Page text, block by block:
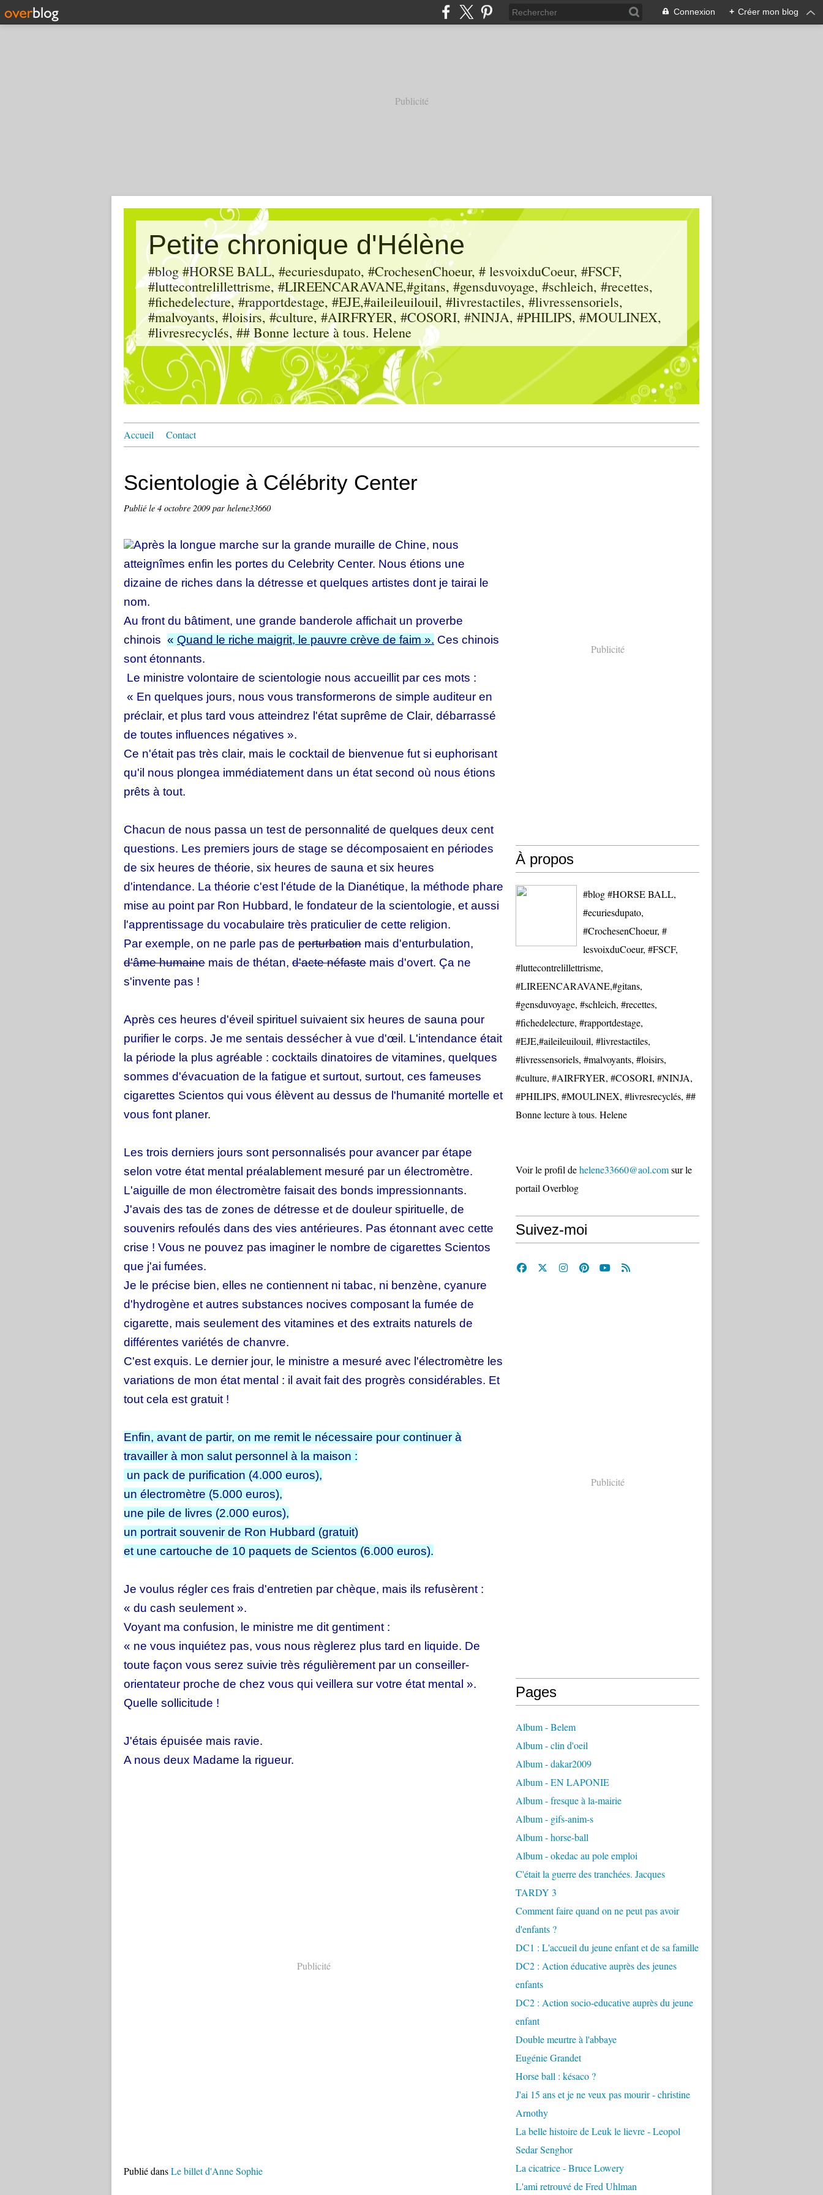
Connexion + Créer mon blog
Publicité
Petite chronique d'Hélène
#blog #HORSE BALL, #ecuriesdupato, #CrochesenChoeur, # lesvoixduCoeur, #FSCF,
#luttecontrelillettrisme, #LIREENCARAVANE,#gitans, #gensduvoyage, #schleich, #recettes,
#fichedelecture, #rapportdestage, #EJE,#aileileuilouil, #livrestactiles, #livressensoriels,
#malvoyants, #loisirs, #culture, #AIRFRYER, #COSORI, #NINJA, #PHILIPS, #MOULINEX,
#livresrecyclés, ## Bonne lecture à tous. Helene
Accueil Contact
Scientologie à Célébrity Center
Publié le 4 octobre 2009 par helene33660
Après la longue marche sur la grande muraille de Chine, nous
atteignîmes enfin les portes du Celebrity Center. Nous étions une
dizaine de riches dans la détresse et quelques artistes dont je tairai le
nom.
Au front du bâtiment, une grande banderole affichait un proverbe
chinois « Quand le riche maigrit, le pauvre crève de faim ». Ces chinois
sont étonnants.
Le ministre volontaire de scientologie nous accueillit par ces mots :
« En quelques jours, nous vous transformerons de simple auditeur en
préclair, et plus tard vous atteindrez l'état suprême de Clair, débarrassé
de toutes influences négatives ».
Ce n'était pas très clair, mais le cocktail de bienvenue fut si euphorisant
qu'il nous plongea immédiatement dans un état second où nous étions
prêts à tout.
Chacun de nous passa un test de personnalité de quelques deux cent
questions. Les premiers jours de stage se décomposaient en périodes
de six heures de théorie, six heures de sauna et six heures
d'intendance. La théorie c'est l'étude de la Dianétique, la méthode phare
mise au point par Ron Hubbard, le fondateur de la scientologie, et aussi
l'apprentissage du vocabulaire très praticulier de cette religion.
Par exemple, on ne parle pas de perturbation mais d'enturbulation,
d'âme humaine mais de thétan, d'acte néfaste mais d'overt. Ça ne
s'invente pas !
Après ces heures d'éveil spirituel suivaient six heures de sauna pour
purifier le corps. Je me sentais dessécher à vue d'œil. L'intendance était
la période la plus agréable : cocktails dinatoires de vitamines, quelques
sommes d'évacuation de la fatigue et surtout, surtout, ces fameuses
cigarettes Scientos qui vous élèvent au dessus de l'humanité mortelle et
vous font planer.
Les trois derniers jours sont personnalisés pour avancer par étape
selon votre état mental préalablement mesuré par un électromètre.
L'aiguille de mon électromètre faisait des bonds impressionnants.
J'avais des tas de zones de détresse et de douleur spirituelle, de
souvenirs refoulés dans des vies antérieures. Pas étonnant avec cette
crise ! Vous ne pouvez pas imaginer le nombre de cigarettes Scientos
que j'ai fumées.
Je le précise bien, elles ne contiennent ni tabac, ni benzène, cyanure
d'hydrogène et autres substances nocives composant la fumée de
cigarette, mais seulement des vitamines et des extraits naturels de
différentes variétés de chanvre.
C'est exquis. Le dernier jour, le ministre a mesuré avec l'électromètre les
variations de mon état mental : il avait fait des progrès considérables. Et
tout cela est gratuit !
Enfin, avant de partir, on me remit le nécessaire pour continuer à
travailler à mon salut personnel à la maison :
un pack de purification (4.000 euros),
un électromètre (5.000 euros),
une pile de livres (2.000 euros),
un portrait souvenir de Ron Hubbard (gratuit)
et une cartouche de 10 paquets de Scientos (6.000 euros).
Je voulus régler ces frais d'entretien par chèque, mais ils refusèrent :
« du cash seulement ».
Voyant ma confusion, le ministre me dit gentiment :
« ne vous inquiétez pas, vous nous règlerez plus tard en liquide. De
toute façon vous serez suivie très régulièrement par un conseiller-
orientateur proche de chez vous qui veillera sur votre état mental ».
Quelle sollicitude !
J'étais épuisée mais ravie.
A nous deux Madame la rigueur.
Publicité
Publié dansLe billet d'Anne Sophie
Publicité
À propos
#blog #HORSE BALL,
#ecuriesdupato,
#CrochesenChoeur, #
lesvoixduCoeur, #FSCF,
#luttecontrelillettrisme,
#LIREENCARAVANE,#gitans,
#gensduvoyage, #schleich, #recettes,
#fichedelecture, #rapportdestage,
#EJE,#aileileuilouil, #livrestactiles,
#livressensoriels, #malvoyants, #loisirs,
#culture, #AIRFRYER, #COSORI, #NINJA,
#PHILIPS, #MOULINEX, #livresrecyclés, ##
Bonne lecture à tous. Helene
Voir le profil dehelene33660@aol.comsur le
portail Overblog
Suivez-moi
Publicité
Pages
Album - Belem
Album - clin d'oeil
Album - dakar2009
Album - EN LAPONIE
Album - fresque à la-mairie
Album - gifs-anim-s
Album - horse-ball
Album - okedac au pole emploi
C'était la guerre des tranchées. Jacques
TARDY 3
Comment faire quand on ne peut pas avoir
d'enfants ?
DC1 : L'accueil du jeune enfant et de sa famille
DC2 : Action éducative auprès des jeunes
enfants
DC2 : Action socio-educative auprès du jeune
enfant
Double meurtre à l'abbaye
Eugénie Grandet
Horse ball : késaco ?
J'ai 15 ans et je ne veux pas mourir - christine
Arnothy
La belle histoire de Leuk le lievre - Leopol
Sedar Senghor
La cicatrice - Bruce Lowery
L'ami retrouvé de Fred Uhlman